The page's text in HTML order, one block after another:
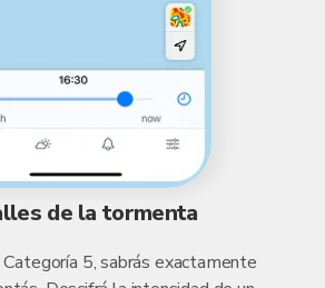
de la tormenta
5, sabrás exactamente